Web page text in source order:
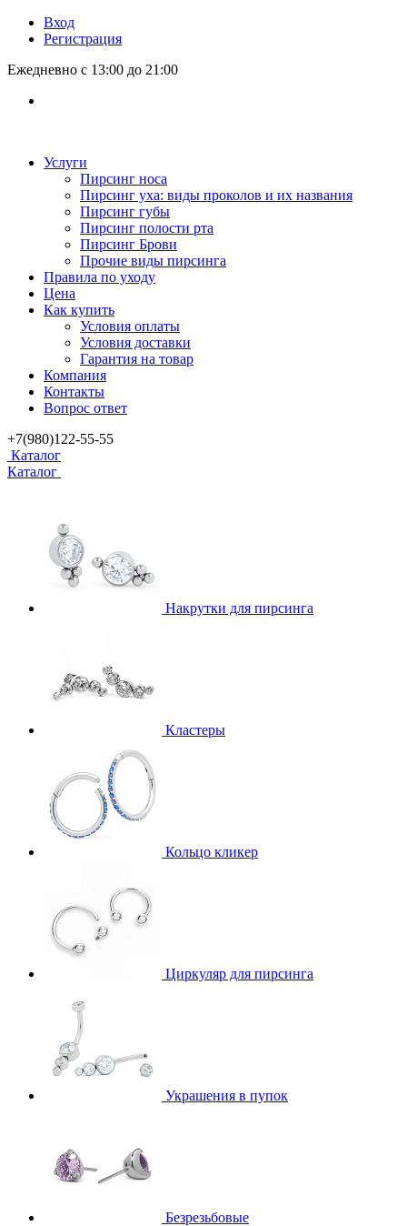
Вход
Регистрация
Ежедневно с 13:00 до 21:00
Услуги
Пирсинг носа
Пирсинг уха: виды проколов и их названия
Пирсинг губы
Пирсинг полости рта
Пирсинг Брови
Прочие виды пирсинга
Правила по уходу
Цена
Как купить
Условия оплаты
Условия доставки
Гарантия на товар
Компания
Контакты
Вопрос ответ
+7(980)122-55-55
Каталог
Каталог
Накрутки для пирсинга
Кластеры
Кольцо кликер
Циркуляр для пирсинга
Украшения в пупок
Безрезьбовые